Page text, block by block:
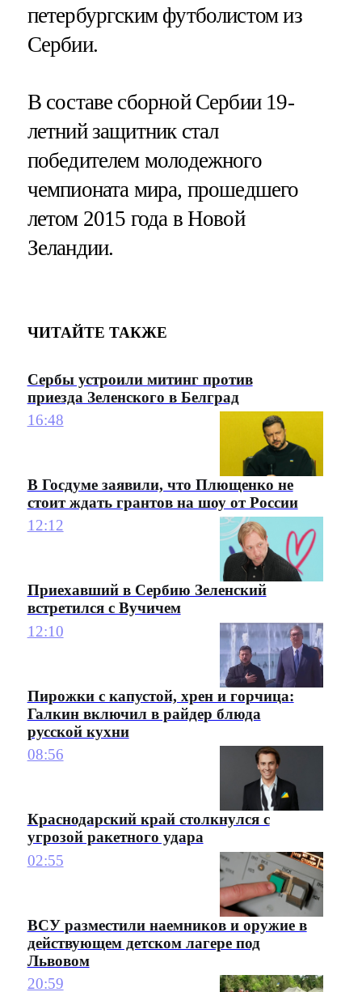
петербургским футболистом из
Сербии.
В составе сборной Сербии 19-
летний защитник стал
победителем молодежного
чемпионата мира, прошедшего
летом 2015 года в Новой
Зеландии.
ЧИТАЙТЕ ТАКЖЕ
Сербы устроили митинг против
приезда Зеленского в Белград
16:48
В Госдуме заявили, что Плющенко не
стоит ждать грантов на шоу от России
12:12
Приехавший в Сербию Зеленский
встретился с Вучичем
12:10
Пирожки с капустой, хрен и горчица:
Галкин включил в райдер блюда
русской кухни
08:56
Краснодарский край столкнулся с
угрозой ракетного удара
02:55
ВСУ разместили наемников и оружие в
действующем детском лагере под
Львовом
20:59